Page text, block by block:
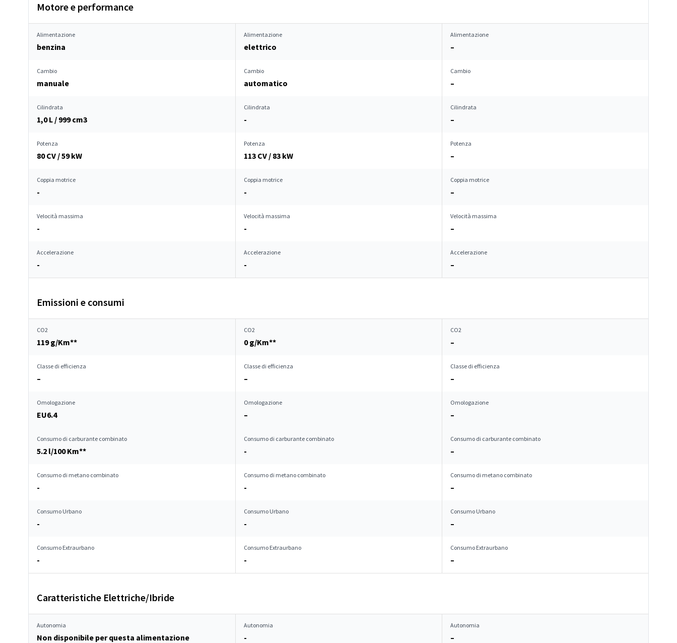
Motore e performance
Alimentazione
benzina
Alimentazione
elettrico
Alimentazione
–
Cambio
manuale
Cambio
automatico
Cambio
–
Cilindrata
1,0 L / 999 cm3
Cilindrata
-
Cilindrata
–
Potenza
80 CV / 59 kW
Potenza
113 CV / 83 kW
Potenza
–
Coppia motrice
-
Coppia motrice
-
Coppia motrice
–
Velocità massima
-
Velocità massima
-
Velocità massima
–
Accelerazione
-
Accelerazione
-
Accelerazione
–
Emissioni e consumi
CO2
119 g/Km**
CO2
0 g/Km**
CO2
–
Classe di efficienza
–
Classe di efficienza
–
Classe di efficienza
–
Omologazione
EU6.4
Omologazione
–
Omologazione
–
Consumo di carburante combinato
5.2 l/100 Km**
Consumo di carburante combinato
-
Consumo di carburante combinato
–
Consumo di metano combinato
-
Consumo di metano combinato
-
Consumo di metano combinato
–
Consumo Urbano
-
Consumo Urbano
-
Consumo Urbano
–
Consumo Extraurbano
-
Consumo Extraurbano
-
Consumo Extraurbano
–
Caratteristiche Elettriche/Ibride
Autonomia
Non disponibile per questa alimentazione
Autonomia
-
Autonomia
–